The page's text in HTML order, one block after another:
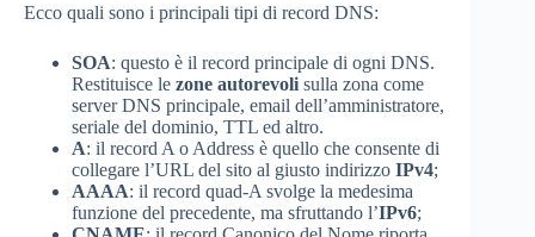
Ecco quali sono i principali tipi di record DNS:
SOA: questo è il record principale di ogni DNS.
Restituisce le zone autorevoli sulla zona come
server DNS principale, email dell’amministratore,
seriale del dominio, TTL ed altro.
A: il record A o Address è quello che consente di
collegare l’URL del sito al giusto indirizzo IPv4;
AAAA: il record quad-A svolge la medesima
funzione del precedente, ma sfruttando l’IPv6;